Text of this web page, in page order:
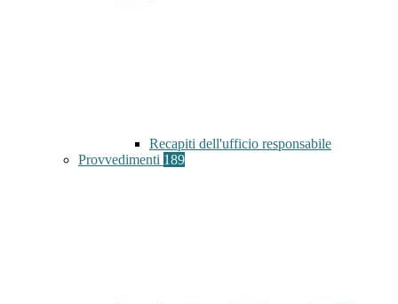
Recapiti dell'ufficio responsabile
Provvedimenti 189